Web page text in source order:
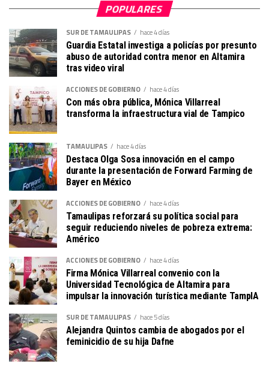
POPULARES
SUR DE TAMAULIPAS hace 4 días
Guardia Estatal investiga a policías por presunto
abuso de autoridad contra menor en Altamira
tras video viral
ACCIONES DE GOBIERNO hace 4 días
Con más obra pública, Mónica Villarreal
transforma la infraestructura vial de Tampico
TAMAULIPAS hace 4 días
Destaca Olga Sosa innovación en el campo
durante la presentación de Forward Farming de
Bayer en México
ACCIONES DE GOBIERNO hace 4 días
Tamaulipas reforzará su política social para
seguir reduciendo niveles de pobreza extrema:
Américo
ACCIONES DE GOBIERNO hace 4 días
Firma Mónica Villarreal convenio con la
Universidad Tecnológica de Altamira para
impulsar la innovación turística mediante TampIA
SUR DE TAMAULIPAS hace 5 días
Alejandra Quintos cambia de abogados por el
feminicidio de su hija Dafne